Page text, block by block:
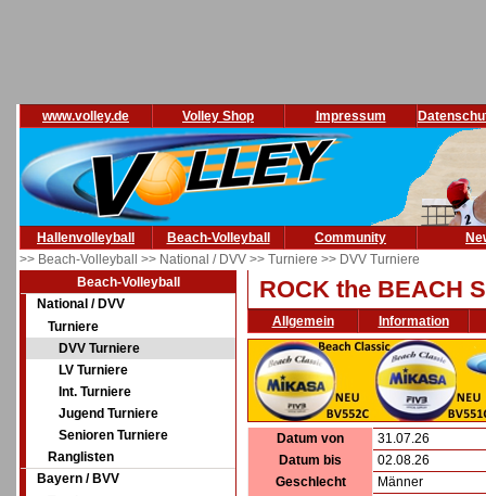
www.volley.de Volley Shop Impressum
Hallenvolleyball Beach-Volleyball Community
>> Beach-Volleyball >> National / DVV >> Turniere >> DVV Turniere
Beach-Volleyball
National / DVV
Turniere
DVV Turniere
LV Turniere
Int. Turniere
Jugend Turniere
Senioren Turniere
Ranglisten
Bayern / BVV
ROCK the BEACH
Allgemein Information
Datum von
31.07.26
Datum bis
02.08.26
Geschlecht
Männer